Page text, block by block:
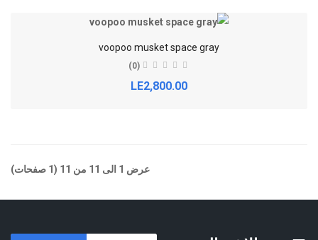
voopoo musket space gray
(0)
LE2,800.00
عرض 1 الى 11 من 11 (1 صفحات)